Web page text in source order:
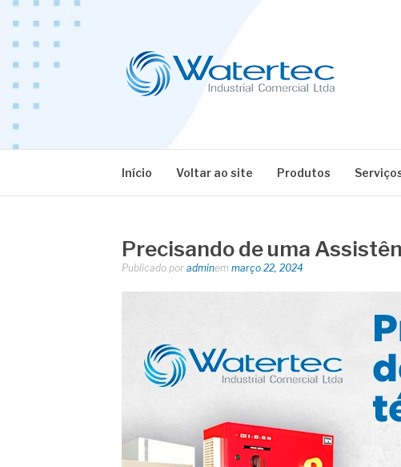
Pular
para
conteúdo
Início Voltar ao site Produtos
Precisando de uma
Publicado por adminem março 22, 2024